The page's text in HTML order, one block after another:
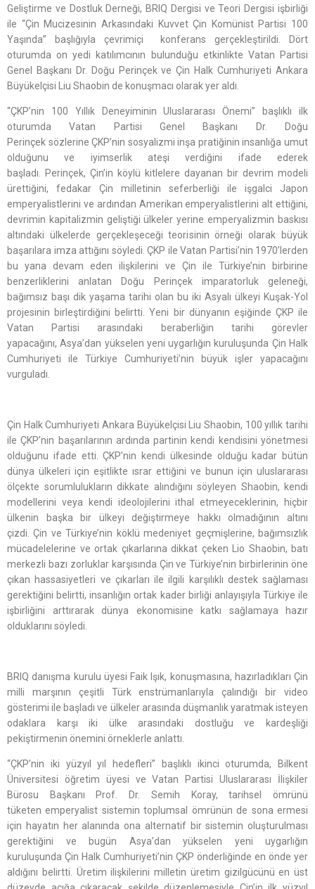
Geliştirme ve Dostluk Derneği, BRIQ Dergisi ve Teori Dergisi işbirliği
ile “Çin Mucizesinin Arkasındaki Kuvvet Çin Komünist Partisi 100
Yaşında” başlığıyla çevrimiçi konferans gerçekleştirildi. Dört
oturumda on yedi katılımcının bulunduğu etkinlikte Vatan Partisi
Genel Başkanı Dr. Doğu Perinçek ve Çin Halk Cumhuriyeti Ankara
Büyükelçisi Liu Shaobin de konuşmacı olarak yer aldı.
“ÇKP’nin 100 Yıllık Deneyiminin Uluslararası Önemi” başlıklı ilk
oturumda Vatan Partisi Genel Başkanı Dr. Doğu
Perinçek sözlerine ÇKP’nin sosyalizmi inşa pratiğinin insanlığa umut
olduğunu ve iyimserlik ateşi verdiğini ifade ederek
başladı. Perinçek, Çin’in köylü kitlelere dayanan bir devrim modeli
ürettiğini, fedakar Çin milletinin seferberliği ile işgalci Japon
emperyalistlerini ve ardından Amerikan emperyalistlerini alt ettiğini,
devrimin kapitalizmin geliştiği ülkeler yerine emperyalizmin baskısı
altındaki ülkelerde gerçekleşeceği teorisinin örneği olarak büyük
başarılara imza attığını söyledi. ÇKP ile Vatan Partisi’nin 1970’lerden
bu yana devam eden ilişkilerini ve Çin ile Türkiye’nin birbirine
benzerliklerini anlatan Doğu Perinçek imparatorluk geleneği,
bağımsız başı dik yaşama tarihi olan bu iki Asyalı ülkeyi Kuşak-Yol
projesinin birleştirdiğini belirtti. Yeni bir dünyanın eşiğinde ÇKP ile
Vatan Partisi arasındaki beraberliğin tarihi görevler
yapacağını, Asya’dan yükselen yeni uygarlığın kuruluşunda Çin Halk
Cumhuriyeti ile Türkiye Cumhuriyeti’nin büyük işler yapacağını
vurguladı.
Çin Halk Cumhuriyeti Ankara Büyükelçisi Liu Shaobin, 100 yıllık tarihi
ile ÇKP’nin başarılarının ardında partinin kendi kendisini yönetmesi
olduğunu ifade etti. ÇKP’nin kendi ülkesinde olduğu kadar bütün
dünya ülkeleri için eşitlikte ısrar ettiğini ve bunun için uluslararası
ölçekte sorumlulukların dikkate alındığını söyleyen Shaobin, kendi
modellerini veya kendi ideolojilerini ithal etmeyeceklerinin, hiçbir
ülkenin başka bir ülkeyi değiştirmeye hakkı olmadığının altını
çizdi. Çin ve Türkiye’nin köklü medeniyet geçmişlerine, bağımsızlık
mücadelelerine ve ortak çıkarlarına dikkat çeken Lio Shaobin, batı
merkezli bazı zorluklar karşısında Çin ve Türkiye’nin birbirlerinin öne
çıkan hassasiyetleri ve çıkarları ile ilgili karşılıklı destek sağlaması
gerektiğini belirtti, insanlığın ortak kader birliği anlayışıyla Türkiye ile
işbirliğini arttırarak dünya ekonomisine katkı sağlamaya hazır
olduklarını söyledi.
BRIQ danışma kurulu üyesi Faik Işık, konuşmasına, hazırladıkları Çin
milli marşının çeşitli Türk enstrümanlarıyla çalındığı bir video
gösterimi ile başladı ve ülkeler arasında düşmanlık yaratmak isteyen
odaklara karşı iki ülke arasındaki dostluğu ve kardeşliği
pekiştirmenin önemini örneklerle anlattı.
“ÇKP’nin iki yüzyıl yıl hedefleri” başlıklı ikinci oturumda, Bilkent
Üniversitesi öğretim üyesi ve Vatan Partisi Uluslararası İlişkiler
Bürosu Başkanı Prof. Dr. Semih Koray, tarihsel ömrünü
tüketen emperyalist sistemin toplumsal ömrünün de sona ermesi
için hayatın her alanında ona alternatif bir sistemin oluşturulması
gerektiğini ve bugün Asya’dan yükselen yeni uygarlığın
kuruluşunda Çin Halk Cumhuriyeti’nin ÇKP önderliğinde en önde yer
aldığını belirtti. Üretim ilişkilerini milletin üretim gizilgücünü en üst